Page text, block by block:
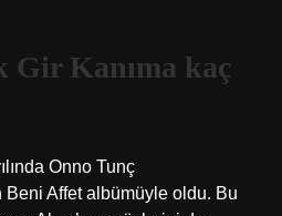
Gir Kanıma kaç
Onno Tunç
Beni Affet albümüyle oldu. Bu